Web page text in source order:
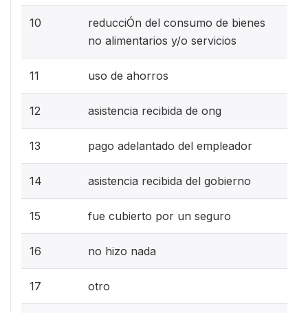
10
reducciÓn del consumo de bienes
no alimentarios y/o servicios
11 uso de ahorros
12 asistencia recibida de ong
13 pago adelantado del empleador
14 asistencia recibida del gobierno
15 fue cubierto por un seguro
16 no hizo nada
17 otro